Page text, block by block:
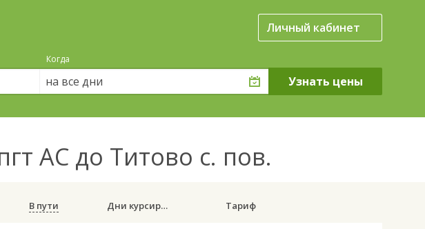
Личный кабинет
Когда
на все дни
АС до Титово с. пов.
В пути Дни курсирования Тариф